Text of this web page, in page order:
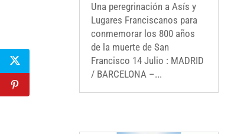
Una peregrinación a Asís y
Lugares Franciscanos para
conmemorar los 800 años
de la muerte de San
Francisco 14 Julio : MADRID
/ BARCELONA –...